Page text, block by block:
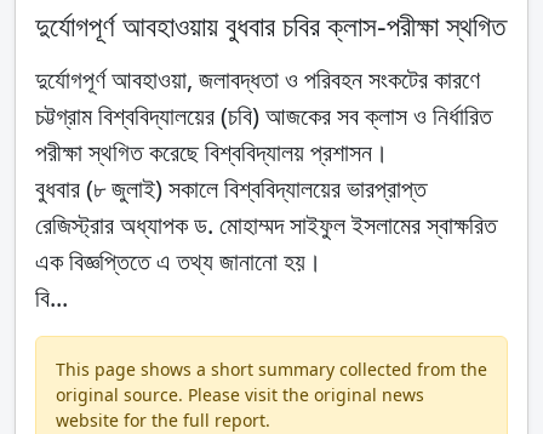
দুর্যোগপূর্ণ আবহাওয়ায় বুধবার চবির ক্লাস-পরীক্ষা স্থগিত
দুর্যোগপূর্ণ আবহাওয়া, জলাবদ্ধতা ও পরিবহন সংকটের কারণে
চট্টগ্রাম বিশ্ববিদ্যালয়ের (চবি) আজকের সব ক্লাস ও নির্ধারিত
পরীক্ষা স্থগিত করেছে বিশ্ববিদ্যালয় প্রশাসন।
বুধবার (৮ জুলাই) সকালে বিশ্ববিদ্যালয়ের ভারপ্রাপ্ত
রেজিস্ট্রার অধ্যাপক ড. মোহাম্মদ সাইফুল ইসলামের স্বাক্ষরিত
এক বিজ্ঞপ্তিতে এ তথ্য জানানো হয়।
বি...
This page shows a short summary collected from the
original source. Please visit the original news
website for the full report.